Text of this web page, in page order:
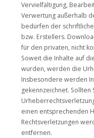
Vervielfältigung,
Verwertung außerhalb
bedürfen der
bzw. Erstellers.
für den privaten, nicht
Soweit die Inhalte auf
wurden, werden die
Insbesondere werden
gekennzeichnet.
einen entsprechenden
Rechtsverletzungen
entfernen.